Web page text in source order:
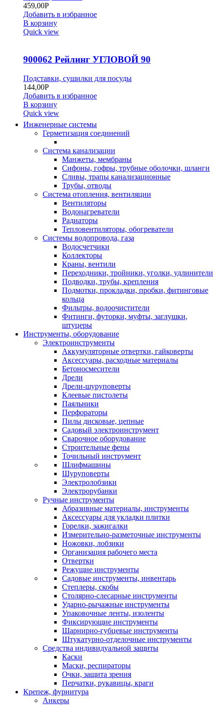
459,00Р
Добавить в избранное
В корзину
Quick view
900062 Рейлинг УГЛОВОЙ 90
Подставки, сушилки для посуды
144,00Р
Добавить в избранное
В корзину
Quick view
Инженерные системы
Герметизация соединений
Система канализации
Манжеты, мембраны
Сифоны, гофры, трубные оболочки, шланги
Сливы, трапы канализационные
Трубы, отводы
Система отопления, вентиляции
Вентиляторы
Водонагреватели
Радиаторы
Тепловентиляторы, обогреватели
Системы водопровода, газа
Водосчетчики
Коллекторы
Краны, вентили
Переходники, тройники, уголки, удлинители
Подводки, трубы, крепления
Подмотки, прокладки, пробки, фитинговые
кольца
Фильтры, водоочистители
Фитинги, футорки, муфты, заглушки,
штуцеры
Инструменты, оборудование
Электроинструменты
Аккумуляторные отвертки, гайковерты
Аксессуары, расходные материалы
Бетоносмесители
Дрели
Дрели-шуруповерты
Клеевые пистолеты
Паяльники
Перфораторы
Пилы дисковые, цепные
Садовый электроинструмент
Сварочное оборудование
Строительные фены
Точильный инструмент
Шлифмашины
Шуруповерты
Электролобзики
Электрорубанки
Ручные инструменты
Абразивные материалы, инструменты
Аксессуары для укладки плитки
Горелки, зажигалки
Измерительно-разметочные инструменты
Ножовки, лобзики
Организация рабочего места
Отвертки
Режущие инструменты
Садовые инструменты, инвентарь
Степлеры, скобы
Столярно-слесарные инструменты
Ударно-рычажные инструменты
Упаковочные ленты, изоленты
Фиксирующие инструменты
Шарнирно-губцевые инструменты
Штукатурно-отделочные инструменты
Средства индивидуальной защиты
Каски
Маски, респираторы
Очки, защита зрения
Перчатки, рукавицы, краги
Крепеж, фурнитура
Анкеры